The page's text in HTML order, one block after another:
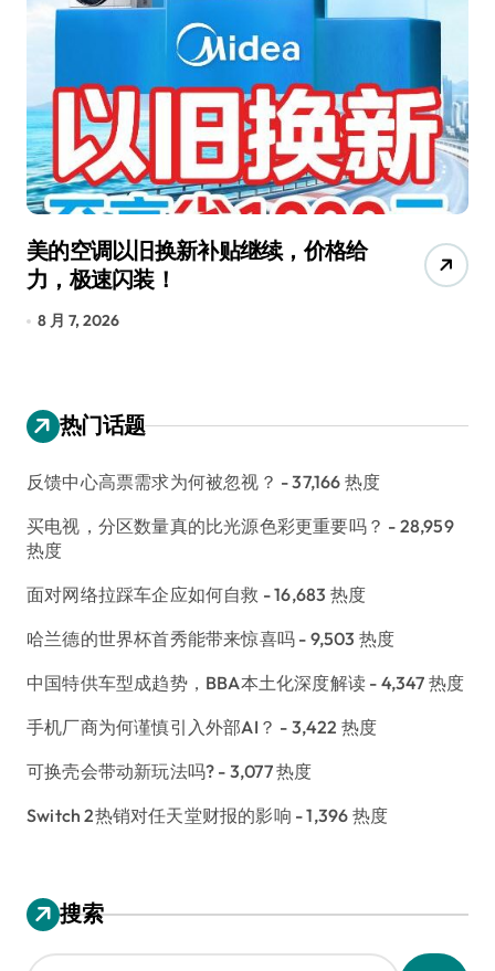
美的空调以旧换新补贴继续，价格给
力，极速闪装！
8 月 7, 2026
热门话题
反馈中心高票需求为何被忽视？ - 37,166 热度
买电视，分区数量真的比光源色彩更重要吗？ - 28,959
热度
面对网络拉踩车企应如何自救 - 16,683 热度
哈兰德的世界杯首秀能带来惊喜吗 - 9,503 热度
中国特供车型成趋势，BBA本土化深度解读 - 4,347 热度
手机厂商为何谨慎引入外部AI？ - 3,422 热度
可换壳会带动新玩法吗? - 3,077 热度
Switch 2热销对任天堂财报的影响 - 1,396 热度
搜索